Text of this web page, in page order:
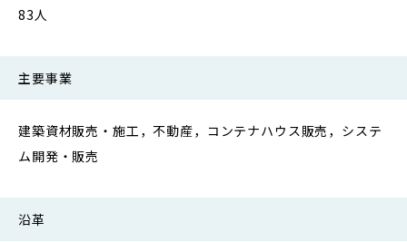
83人
主要事業
建築資材販売・施工，不動産，コンテナハウス販売，システ
ム開発・販売
沿革